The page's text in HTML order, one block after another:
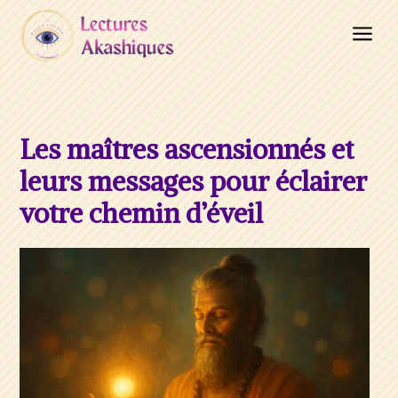
a
Les maîtres ascensionnés et
leurs messages pour éclairer
votre chemin d’éveil